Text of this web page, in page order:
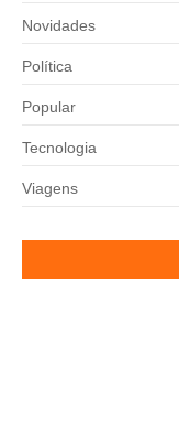
Novidades
Política
Popular
Tecnologia
Viagens